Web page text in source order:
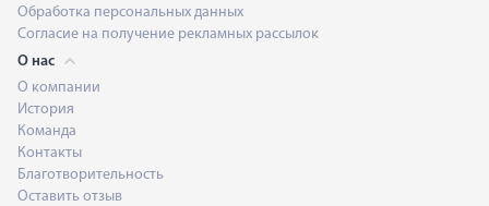
Обработка персональных данных
Согласие на получение рекламных рассылок
О нас
О компании
История
Команда
Контакты
Благотворительность
Оставить отзыв